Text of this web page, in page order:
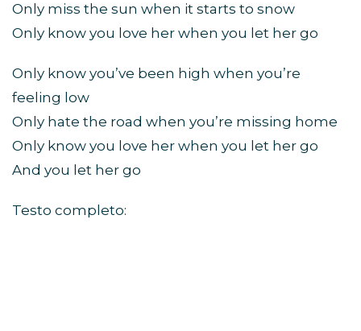
Only miss the sun when it starts to snow
Only know you love her when you let her go
Only know you’ve been high when you’re
feeling low
Only hate the road when you’re missing home
Only know you love her when you let her go
And you let her go
Testo completo: